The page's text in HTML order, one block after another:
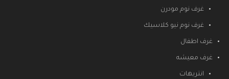
غرف نوم مودرن
غرف نوم نيو كلاسيك
غرف اطفال
غرف معيشه
انتريهات